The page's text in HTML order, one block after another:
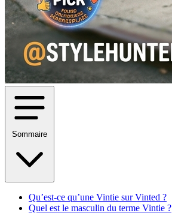
Sommaire
Qu’est-ce qu’une Vintie sur Vinted ?
Quel est le masculin du terme Vintie ?